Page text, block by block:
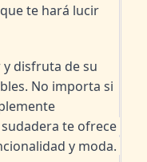
te hará lucir
disfruta de su
No importa si
te ofrece